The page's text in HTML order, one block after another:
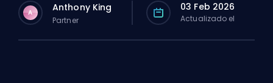
A Anthony King
Partner
03 Feb 2026
Actualizado el